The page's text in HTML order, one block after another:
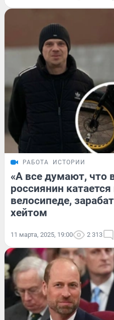
РАБОТА ИСТОРИИ
«А все думают, что
россиянин
велосипеде,
хейтом
11 марта, 2025, 19:00 2 313